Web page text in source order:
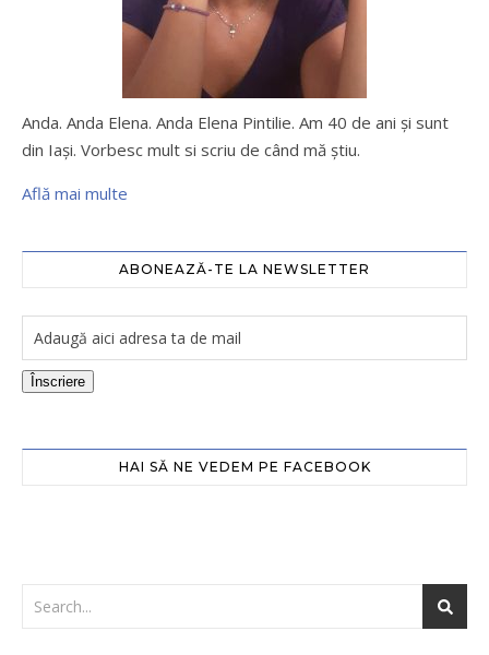
Anda. Anda Elena. Anda Elena Pintilie. Am 40 de ani şi sunt
din Iaşi. Vorbesc mult si scriu de când mă ştiu.
Află mai multe
ABONEAZĂ-TE LA NEWSLETTER
Înscriere
HAI SĂ NE VEDEM PE FACEBOOK